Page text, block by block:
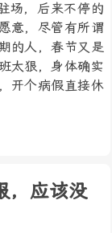
场，后来不停的
意，尽管有所谓
的人，春节又是
太狠，身体确实
开个病假直接休
，应该没